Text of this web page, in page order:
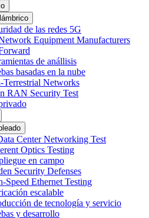
de las redes 5G
Equipment Manufacturers
de anállisis
basadas en la nube
Terrestrial Networks
RAN Security Test
Center Networking Test
Optics Testing
en campo
Security Defenses
Speed Ethernet Testing
escalable
de tecnología y servicio
y desarrollo